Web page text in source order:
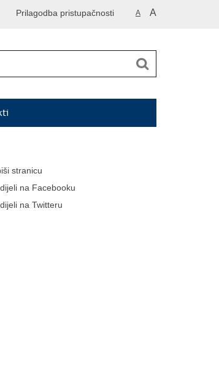
A A
Prilagodba pristupačnosti
stranicu
na Facebooku
na Twitteru